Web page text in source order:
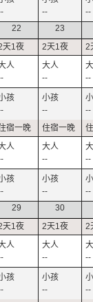
-- --
22 23
--
--
--
--
--
--
--
--
29 30
--
--
--
--